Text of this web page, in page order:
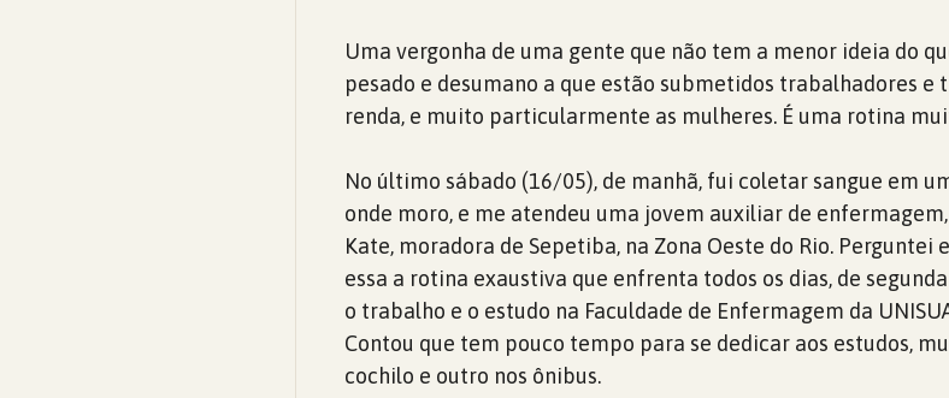
Uma vergonha de uma gente que não tem a menor ideia do
pesado e desumano a que estão submetidos trabalhadores e
renda, e muito particularmente as mulheres. É uma rotina
No último sábado (16/05), de manhã, fui coletar sangue em
onde moro, e me atendeu uma jovem auxiliar de
Kate, moradora de Sepetiba, na Zona Oeste do Rio. Perguntei
essa a rotina exaustiva que enfrenta todos os dias, de
o trabalho e o estudo na Faculdade de Enfermagem da
Contou que tem pouco tempo para se dedicar aos estudos,
cochilo e outro nos ônibus.